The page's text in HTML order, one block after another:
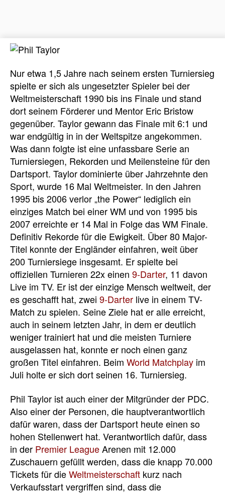
Nur etwa 1,5 Jahre nach seinem ersten Turniersieg
spielte er sich als ungesetzter Spieler bei der
Weltmeisterschaft 1990 bis ins Finale und stand
dort seinem Förderer und Mentor Eric Bristow
gegenüber. Taylor gewann das Finale mit 6:1 und
war endgültig in in der Weltspitze angekommen.
Was dann folgte ist eine unfassbare Serie an
Turniersiegen, Rekorden und Meilensteine für den
Dartsport. Taylor dominierte über Jahrzehnte den
Sport, wurde 16 Mal Weltmeister. In den Jahren
1995 bis 2006 verlor „the Power“ lediglich ein
einziges Match bei einer WM und von 1995 bis
2007 erreichte er 14 Mal in Folge das WM Finale.
Definitiv Rekorde für die Ewigkeit. Über 80 Major-
Titel konnte der Engländer einfahren, weit über
200 Turniersiege insgesamt. Er spielte bei
offiziellen Turnieren 22x einen 9-Darter, 11 davon
Live im TV. Er ist der einzige Mensch weltweit, der
es geschafft hat, zwei 9-Darter live in einem TV-
Match zu spielen. Seine Ziele hat er alle erreicht,
auch in seinem letzten Jahr, in dem er deutlich
weniger trainiert hat und die meisten Turniere
ausgelassen hat, konnte er noch einen ganz
großen Titel einfahren. Beim World Matchplay im
Juli holte er sich dort seinen 16. Turniersieg.
Phil Taylor ist auch einer der Mitgründer der PDC.
Also einer der Personen, die hauptverantwortlich
dafür waren, dass der Dartsport heute einen so
hohen Stellenwert hat. Verantwortlich dafür, dass
in der Premier LeagueArenen mit 12.000
Zuschauern gefüllt werden, dass die knapp 70.000
Tickets für dieWeltmeisterschaft kurz nach
Verkaufsstart vergriffen sind, dass die